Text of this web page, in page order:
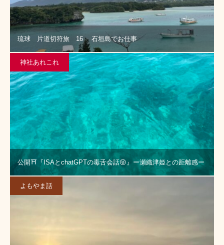
琉球 片道切符旅 16 石垣島でお仕事
神社あれこれ
公開⛩️『ISAとchatGPTの毒舌会話😝』ー瀬織津姫との距離感ー
よもやま話